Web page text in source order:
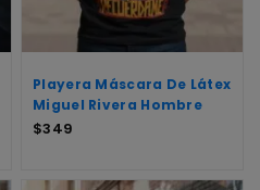
Playera Máscara De Látex
Miguel Rivera Hombre
$349